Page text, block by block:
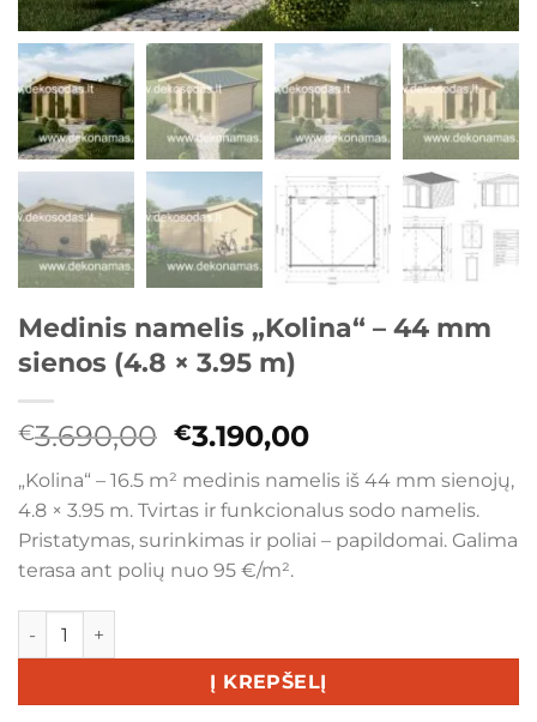
Medinis namelis „Kolina“ – 44 mm
sienos (4.8 × 3.95 m)
€3.690,00 Original
price
was:
€3.690,00.
€3.190,00Current
price
is:
€3.190,00.
„Kolina“ – 16.5 m² medinis namelis iš 44 mm sienojų,
4.8 × 3.95 m. Tvirtas ir funkcionalus sodo namelis.
Pristatymas, surinkimas ir poliai – papildomai. Galima
terasa ant polių nuo 95 €/m².
produkto kiekis: Medinis namelis „Kolina“ – 44 mm sienos
Į KREPŠELĮ